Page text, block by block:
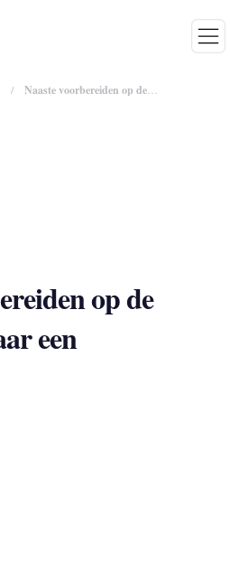
/
op de
een